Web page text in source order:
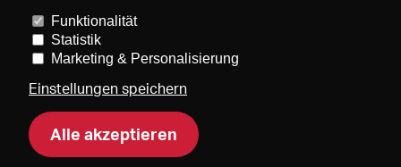
Preise und Mitgliedschaften
Mediadaten
Über uns Impressum
DE
Funktionalität
Statistik
Marketing & Personalisierung
Einstellungen speichern
Alle akzeptieren